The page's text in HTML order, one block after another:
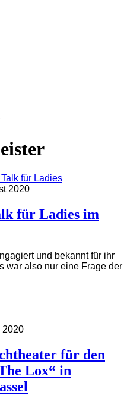
2020
für Ladies im
und bekannt für ihr
war also nur eine Frage der
2020
für den
Lox“ in